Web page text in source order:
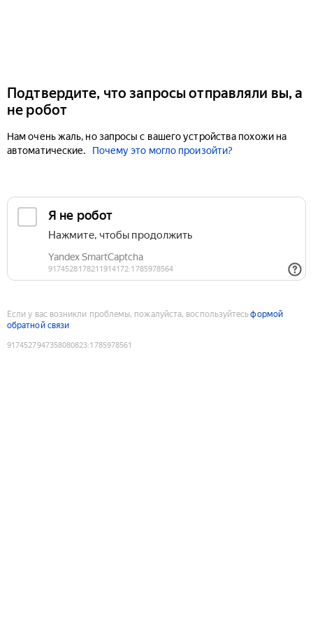
Подтвердите, что запросы отправляли вы, а
не робот
Нам очень жаль, но запросы с вашего устройства похожи на
автоматические.
Почему это могло произойти?
Если у вас возникли проблемы, пожалуйста, воспользуйтесьформой
обратной связи
9174527947358080823:1785978561